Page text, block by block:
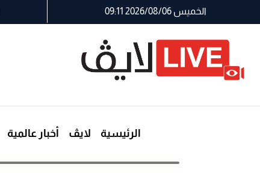
الخميس 2026/08/06 09:11
الرئيسية لايڤ أخبار عالمية